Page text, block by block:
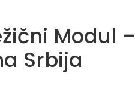
Modul –
Srbija